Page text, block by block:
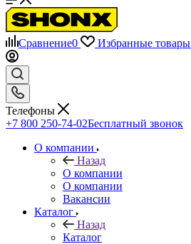
Сравнение0 Избранные товары
Телефоны
+7 800 250-74-02Бесплатный звонок
О компании
Назад
О компании
О компании
Вакансии
Каталог
Назад
Каталог